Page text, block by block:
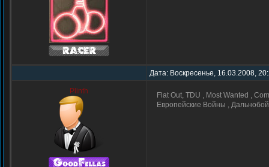
Дата: Воскресенье, 16.03.2008,
Plinth
Flat Out, TDU , Most Wanted ,
Европейские Войны ,